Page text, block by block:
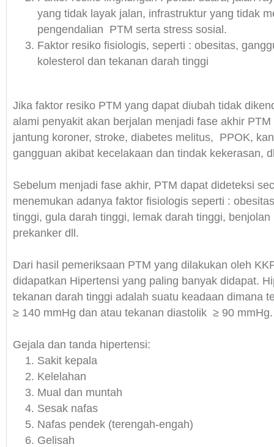
yang tidak layak jalan, infrastruktur yang tidak
pengendalian PTM serta stress sosial.
Faktor resiko fisiologis, seperti : obesitas,
kolesterol dan tekanan darah tinggi
Jika faktor resiko PTM yang dapat diubah tidak
alami penyakit akan berjalan menjadi fase akhir
jantung koroner, stroke, diabetes melitus, PPOK,
gangguan akibat kecelakaan dan tindak kekerasan,
Sebelum menjadi fase akhir, PTM dapat dideteksi
menemukan adanya faktor fisiologis seperti :
tinggi, gula darah tinggi, lemak darah tinggi, benjolan
prekanker dll.
Dari hasil pemeriksaan PTM yang dilakukan oleh
didapatkan Hipertensi yang paling banyak didapat.
tekanan darah tinggi adalah suatu keadaan dimana
≥ 140 mmHg dan atau tekanan diastolik ≥ 90 mmHg.
Gejala dan tanda hipertensi:
Sakit kepala
Kelelahan
Mual dan muntah
Sesak nafas
Nafas pendek (terengah-engah)
Gelisah